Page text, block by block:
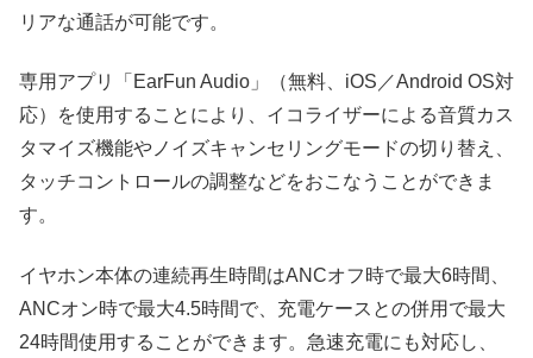
リアな通話が可能です。
専用アプリ「EarFun Audio」（無料、iOS／Android OS対
応）を使用することにより、イコライザーによる音質カス
タマイズ機能やノイズキャンセリングモードの切り替え、
タッチコントロールの調整などをおこなうことができま
す。
イヤホン本体の連続再生時間はANCオフ時で最大6時間、
ANCオン時で最大4.5時間で、充電ケースとの併用で最大
24時間使用することができます。急速充電にも対応し、